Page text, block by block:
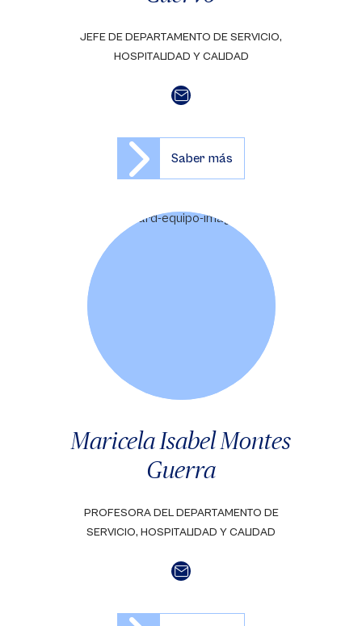
JEFE DE DEPARTAMENTO DE SERVICIO,
HOSPITALIDAD Y CALIDAD
Saber más
Maricela Isabel Montes
Guerra
PROFESORA DEL DEPARTAMENTO DE
SERVICIO, HOSPITALIDAD Y CALIDAD